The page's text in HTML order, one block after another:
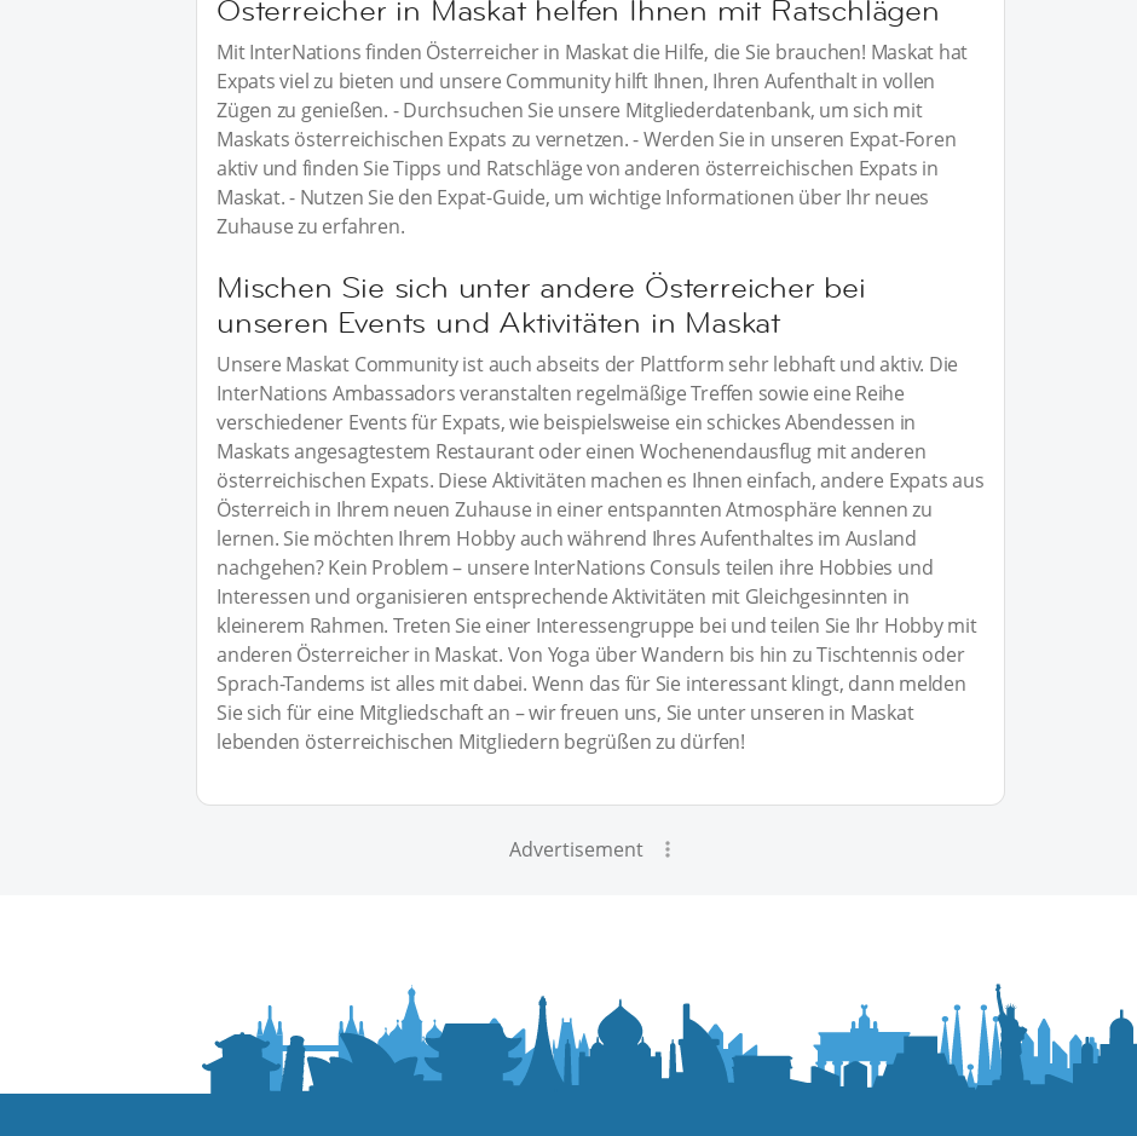
Österreicher in Maskat helfen Ihnen mit Ratschlägen
Mit InterNations finden Österreicher in Maskat die Hilfe, die Sie brauchen! Maskat hat
Expats viel zu bieten und unsere Community hilft Ihnen, Ihren Aufenthalt in vollen
Zügen zu genießen. - Durchsuchen Sie unsere Mitgliederdatenbank, um sich mit
Maskats österreichischen Expats zu vernetzen. - Werden Sie in unseren Expat-Foren
aktiv und finden Sie Tipps und Ratschläge von anderen österreichischen Expats in
Maskat. - Nutzen Sie den Expat-Guide, um wichtige Informationen über Ihr neues
Zuhause zu erfahren.
Mischen Sie sich unter andere Österreicher bei
unseren Events und Aktivitäten in Maskat
Unsere Maskat Community ist auch abseits der Plattform sehr lebhaft und aktiv. Die
InterNations Ambassadors veranstalten regelmäßige Treffen sowie eine Reihe
verschiedener Events für Expats, wie beispielsweise ein schickes Abendessen in
Maskats angesagtestem Restaurant oder einen Wochenendausflug mit anderen
österreichischen Expats. Diese Aktivitäten machen es Ihnen einfach, andere Expats aus
Österreich in Ihrem neuen Zuhause in einer entspannten Atmosphäre kennen zu
lernen. Sie möchten Ihrem Hobby auch während Ihres Aufenthaltes im Ausland
nachgehen? Kein Problem – unsere InterNations Consuls teilen ihre Hobbies und
Interessen und organisieren entsprechende Aktivitäten mit Gleichgesinnten in
kleinerem Rahmen. Treten Sie einer Interessengruppe bei und teilen Sie Ihr Hobby mit
anderen Österreicher in Maskat. Von Yoga über Wandern bis hin zu Tischtennis oder
Sprach-Tandems ist alles mit dabei. Wenn das für Sie interessant klingt, dann melden
Sie sich für eine Mitgliedschaft an – wir freuen uns, Sie unter unseren in Maskat
lebenden österreichischen Mitgliedern begrüßen zu dürfen!
Advertisement